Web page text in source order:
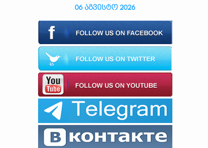
06 აგვისტო 2026